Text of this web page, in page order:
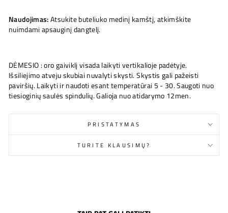
Naudojimas:Atsukite buteliuko medinį kamštį, atkimškite
nuimdami apsauginį dangtelį.
DĖMESIO : oro gaiviklį visada laikyti vertikalioje padėtyje.
Išsiliejimo atveju skubiai nuvalyti skysti. Skystis gali pažeisti
paviršių. Laikyti ir naudoti esant temperatūrai 5 - 30. Saugoti nuo
tiesioginių saulės spindulių. Galioja nuo atidarymo 12men.
PRISTATYMAS
TURITE KLAUSIMŲ?